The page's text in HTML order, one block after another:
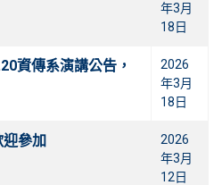
年3月
18日
資傳系演講公告，
2026
年3月
18日
參加
2026
年3月
12日